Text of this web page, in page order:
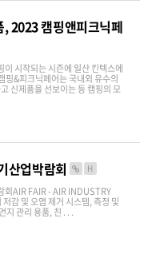
2023 캠핑앤피크닉페
시작되는 시즌에 일산 킨텍스에
핑&피크닉페어는 국내외 유수의
신제품을 선보이는 등 캠핑의 모
산업박람회 H
회AIR FAIR - AIR INDUSTRY
감 및 오염 제거 시스템, 측정 및
지 관리 용품, 친 . . .